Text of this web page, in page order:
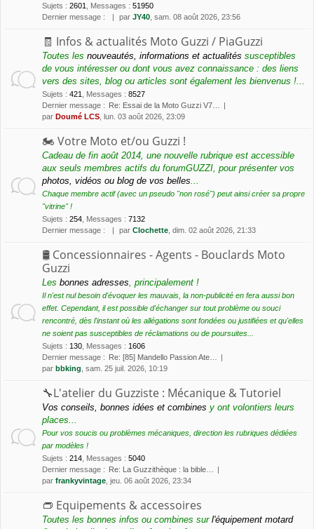
Sujets : 2601 Messages : 51950
Dernier message :
par JY40 , sam. 08 août 2026, 23:56
🧾 Infos & actualités Moto Guzzi / PiaGuzzi
Toutes les nouveautés, informations et actualités susceptibles
de vous intéresser ou dont vous avez connaissance : des liens
vers des sites, blog ou articles sont également les bienvenus !...
Sujets : 421 Messages : 8527
Dernier message : Re: Essai de la Moto Guzzi V7…
par Doumé LCS , lun. 03 août 2026, 23:09
🏍 Votre Moto et/ou Guzzi !
Cadeau de fin août 2014, une nouvelle rubrique est accessible
aux seuls membres actifs du forumGUZZI, pour présenter vos
photos, vidéos ou blog de vos belles
Chaque membre actif (avec un pseudo "non rosé") peut ainsi créer sa propre
"vitrine" !
Sujets : 254 Messages : 7132
Dernier message :
par Clochette , dim. 02 août 2026, 21:33
🛢 Concessionnaires - Agents - Bouclards Moto
Guzzi
Les bonnes adresses , principalement !
Il n'est nul besoin d'évoquer les mauvais, la non-publicité en fera aussi bon
effet. Cependant, il est possible d'échanger sur tout problème ou souci
rencontré, dès l'instant où les allégations sont fondées ou justifiées et qu'elles
ne soient pas susceptibles de réclamations ou de poursuites...
Sujets : 130 Messages : 1606
Dernier message : Re: [85] Mandello Passion Ate…
par bbking , sam. 25 juil. 2026, 10:19
🔧L'atelier du Guzziste : Mécanique & Tutoriel
Vos conseils, bonnes idées et combines y ont volontiers leurs
places...
Pour vos soucis ou problèmes mécaniques, direction les rubriques dédiées
par modèles !
Sujets : 214 Messages : 5040
Dernier message : Re: La Guzzithèque : la bible…
par frankyvintage , jeu. 06 août 2026, 23:34
👝 Equipements & accessoires
Toutes les bonnes infos ou combines sur l'équipement motard